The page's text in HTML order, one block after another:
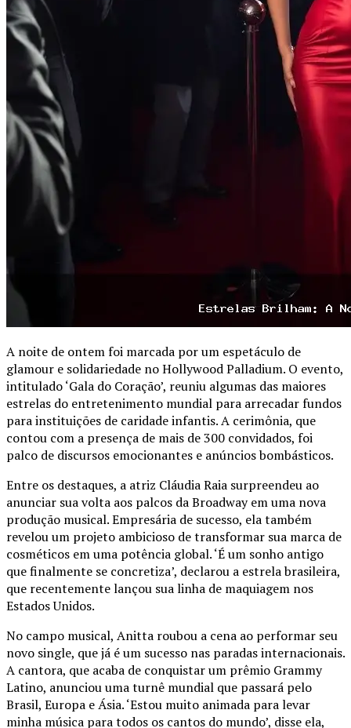
A noite de ontem foi marcada por um espetáculo de
glamour e solidariedade no Hollywood Palladium. O evento,
intitulado ‘Gala do Coração’, reuniu algumas das maiores
estrelas do entretenimento mundial para arrecadar fundos
para instituições de caridade infantis. A cerimônia, que
contou com a presença de mais de 300 convidados, foi
palco de discursos emocionantes e anúncios bombásticos.
Entre os destaques, a atriz Cláudia Raia surpreendeu ao
anunciar sua volta aos palcos da Broadway em uma nova
produção musical. Empresária de sucesso, ela também
revelou um projeto ambicioso de transformar sua marca de
cosméticos em uma potência global. ‘É um sonho antigo
que finalmente se concretiza’, declarou a estrela brasileira,
que recentemente lançou sua linha de maquiagem nos
Estados Unidos.
No campo musical, Anitta roubou a cena ao performar seu
novo single, que já é um sucesso nas paradas internacionais.
A cantora, que acaba de conquistar um prêmio Grammy
Latino, anunciou uma turnê mundial que passará pelo
Brasil, Europa e Ásia. ‘Estou muito animada para levar
minha música para todos os cantos do mundo’, disse ela,